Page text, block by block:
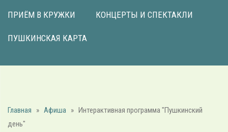
ПРИЁМ В КРУЖКИ КОНЦЕРТЫ И СПЕКТАКЛИ
ПУШКИНСКАЯ КАРТА
Главная » Афиша » Интерактивная программа "Пушкинский
день"